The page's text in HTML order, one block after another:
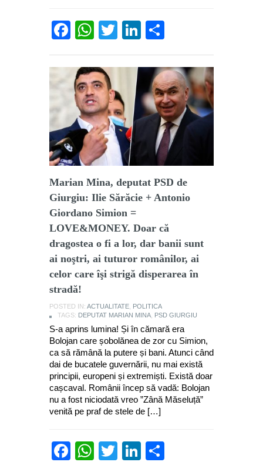
Facebook
WhatsApp
TwitterLinkedIn
Marian Mina, deputat PSD de
Giurgiu: Ilie Sărăcie + Antonio
Giordano Simion =
LOVE&MONEY. Doar că
dragostea o fi a lor, dar banii sunt
ai noştri, ai tuturor românilor, ai
celor care îşi strigă disperarea în
stradă!
POSTED IN: ACTUALITATE POLITICA
TAGS: DEPUTAT MARIAN MINA PSD GIURGIU
S-a aprins lumina! Și în cămară era
Bolojan care șobolănea de zor cu Simion,
ca să rămână la putere și bani. Atunci când
dai de bucatele guvernării, nu mai există
principii, europeni și extremiști. Există doar
cașcaval. Românii încep să vadă: Bolojan
nu a fost niciodată vreo ”Zână Măseluță”
venită pe praf de stele de […]
Facebook
WhatsApp
TwitterLinkedIn